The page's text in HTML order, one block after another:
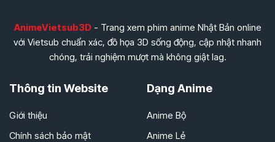
AnimeVietsub3D- Trang xem phim anime Nhật Bản online
với Vietsub chuẩn xác, đồ họa 3D sống động, cập nhật nhanh
chóng, trải nghiệm mượt mà không giật lag.
Thông tin Website
Giới thiệu
Chính sách bảo mật
Dạng Anime
Anime Bộ
Anime Lẻ